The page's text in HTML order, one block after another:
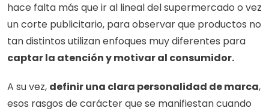
hace falta más que ir al lineal del supermercado o vez
un corte publicitario, para observar que productos no
captar la atención y motivar al consumidor.
A su vez, definir una clara personalidad de marca,
esos rasgos de carácter que se manifiestan cuando